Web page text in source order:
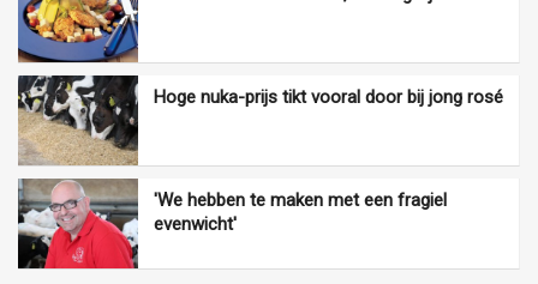
Hoge nuka-prijs tikt vooral door bij jong rosé
'We hebben te maken met een fragiel
evenwicht'